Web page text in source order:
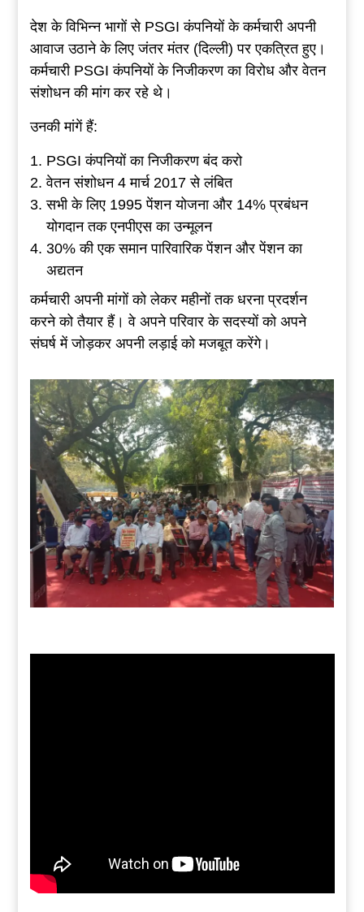
देश के विभिन्न भागों से PSGI कंपनियों के कर्मचारी अपनी
आवाज उठाने के लिए जंतर मंतर (दिल्ली) पर एकत्रित हुए।
कर्मचारी PSGI कंपनियों के निजीकरण का विरोध और वेतन
संशोधन की मांग कर रहे थे।
उनकी मांगें हैं:
PSGI कंपनियों का निजीकरण बंद करो
वेतन संशोधन 4 मार्च 2017 से लंबित
सभी के लिए 1995 पेंशन योजना और 14% प्रबंधन
योगदान तक एनपीएस का उन्मूलन
30% की एक समान पारिवारिक पेंशन और पेंशन का
अद्यतन
कर्मचारी अपनी मांगों को लेकर महीनों तक धरना प्रदर्शन
करने को तैयार हैं। वे अपने परिवार के सदस्यों को अपने
संघर्ष में जोड़कर अपनी लड़ाई को मजबूत करेंगे।